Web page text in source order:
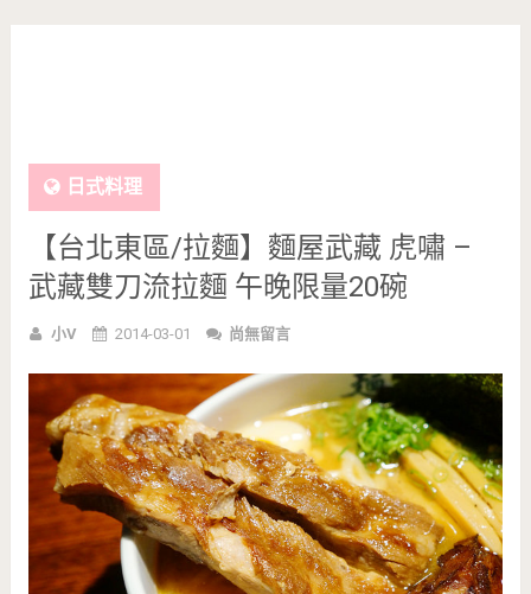
日式料理
【台北東區/拉麵】麵屋武藏 虎嘯 –
武藏雙刀流拉麵 午晚限量20碗
小V 2014-03-01 尚無留言